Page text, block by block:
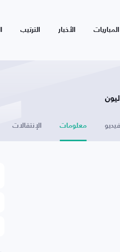
المباريات الأخبار الترتيب
فيديو معلومات الإنتقالات